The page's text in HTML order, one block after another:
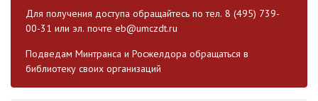
Для получения доступа обращайтесь по тел. 8 (495) 739-
00-31 или эл. почте eb@umczdt.ru
Подведам Минтранса и Росжелдора обращаться в
библиотеку своих организаций